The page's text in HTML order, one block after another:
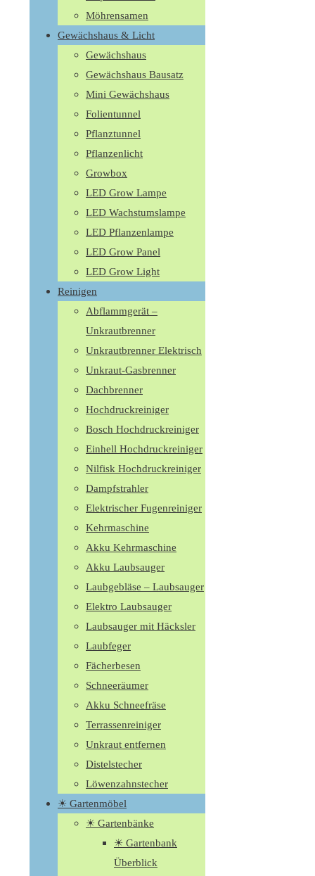
Möhrensamen
Gewächshaus & Licht
Gewächshaus
Gewächshaus Bausatz
Mini Gewächshaus
Folientunnel
Pflanztunnel
Pflanzenlicht
Growbox
LED Grow Lampe
LED Wachstumslampe
LED Pflanzenlampe
LED Grow Panel
LED Grow Light
Reinigen
Abflammgerät –
Unkrautbrenner
Unkrautbrenner Elektrisch
Unkraut-Gasbrenner
Dachbrenner
Hochdruckreiniger
Bosch Hochdruckreiniger
Einhell Hochdruckreiniger
Nilfisk Hochdruckreiniger
Dampfstrahler
Elektrischer Fugenreiniger
Kehrmaschine
Akku Kehrmaschine
Akku Laubsauger
Laubgebläse – Laubsauger
Elektro Laubsauger
Laubsauger mit Häcksler
Laubfeger
Fächerbesen
Schneeräumer
Akku Schneefräse
Terrassenreiniger
Unkraut entfernen
Distelstecher
Löwenzahnstecher
☀ Gartenmöbel
☀ Gartenbänke
☀ Gartenbank
Überblick